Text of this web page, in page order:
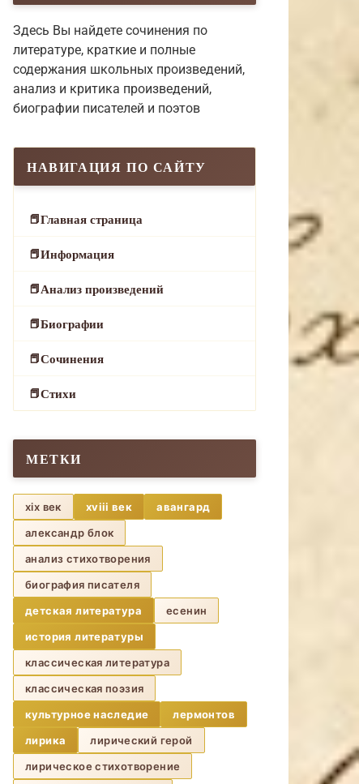
Здесь Вы найдете сочинения по
литературе, краткие и полные
содержания школьных произведений,
анализ и критика произведений,
биографии писателей и поэтов
НАВИГАЦИЯ ПО САЙТУ
Главная страница
Информация
Анализ произведений
Биографии
Сочинения
Стихи
МЕТКИ
xix век xviii век
авангард
александр блок
анализ стихотворения
биография писателя
детская литература
есенин
история литературы
классическая литература
классическая поэзия
культурное наследие
лермонтов
лирика
лирический герой
лирическое стихотворение